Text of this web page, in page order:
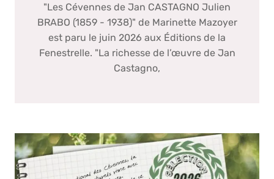
"Les Cévennes de Jan CASTAGNO Julien
BRABO (1859 - 1938)" de Marinette Mazoyer
est paru le juin 2026 aux Éditions de la
Fenestrelle. "La richesse de l’œuvre de Jan
Castagno,